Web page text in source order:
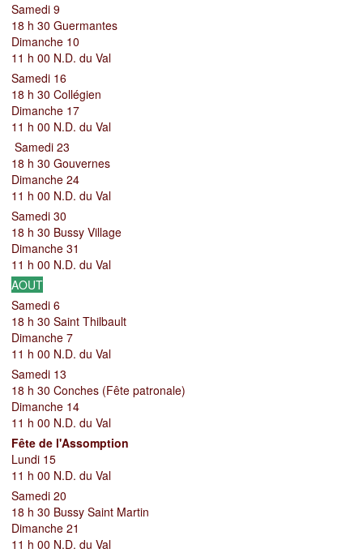
Samedi 9
18 h 30Guermantes
Dimanche 10
11 h 00 N.D. du Val
Samedi 16
18 h 30Collégien
Dimanche 17
11 h 00 N.D. du Val
Samedi 23
18 h 30 Gouvernes
Dimanche 24
11 h 00 N.D. du Val
Samedi 30
18 h 30 Bussy Village
Dimanche 31
11 h 00 N.D. du Val
AOUT
Samedi 6
18 h 30Saint Thilbault
Dimanche 7
11 h 00 N.D. du Val
Samedi 13
18 h 30 Conches (Fête patronale)
Dimanche 14
11 h 00 N.D. du Val
Fête de l'Assomption
Lundi 15
11 h 00 N.D. du Val
Samedi 20
18 h 30 Bussy Saint Martin
Dimanche 21
11 h 00 N.D. du Val